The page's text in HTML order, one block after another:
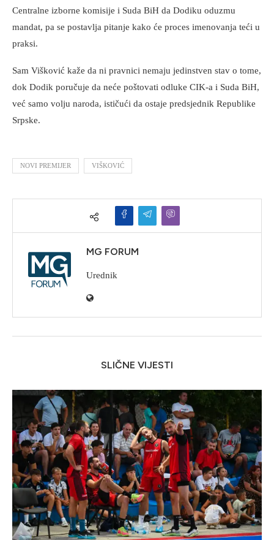
Centralne izborne komisije i Suda BiH da Dodiku oduzmu
mandat, pa se postavlja pitanje kako će proces imenovanja teći u
praksi.
Sam Višković kaže da ni pravnici nemaju jedinstven stav o tome,
dok Dodik poručuje da neće poštovati odluke CIK-a i Suda BiH,
već samo volju naroda, ističući da ostaje predsjednik Republike
Srpske.
NOVI PREMIJER VIŠKOVIĆ
MG FORUM
Urednik
SLIČNE VIJESTI